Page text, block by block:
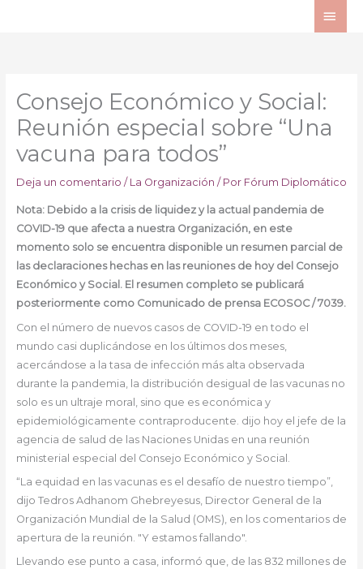
Consejo Económico y Social:
Reunión especial sobre “Una
vacuna para todos”
Deja un comentario / La Organización / Por Fórum Diplomático
Nota: Debido a la crisis de liquidez y la actual pandemia de
COVID-19 que afecta a nuestra Organización, en este
momento solo se encuentra disponible un resumen parcial de
las declaraciones hechas en las reuniones de hoy del Consejo
Económico y Social. El resumen completo se publicará
posteriormente como Comunicado de prensa ECOSOC / 7039.
Con el número de nuevos casos de COVID-19 en todo el
mundo casi duplicándose en los últimos dos meses,
acercándose a la tasa de infección más alta observada
durante la pandemia, la distribución desigual de las vacunas no
solo es un ultraje moral, sino que es económica y
epidemiológicamente contraproducente. dijo hoy el jefe de la
agencia de salud de las Naciones Unidas en una reunión
ministerial especial del Consejo Económico y Social.
“La equidad en las vacunas es el desafío de nuestro tiempo”,
dijo Tedros Adhanom Ghebreyesus, Director General de la
Organización Mundial de la Salud (OMS), en los comentarios de
apertura de la reunión. "Y estamos fallando".
Llevando ese punto a casa, informó que, de las 832 millones de